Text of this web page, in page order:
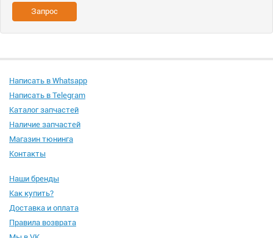
Запрос
Написать в Whatsapp
Написать в Telegram
Каталог запчастей
Наличие запчастей
Магазин тюнинга
Контакты
Наши бренды
Как купить?
Доставка и оплата
Правила возврата